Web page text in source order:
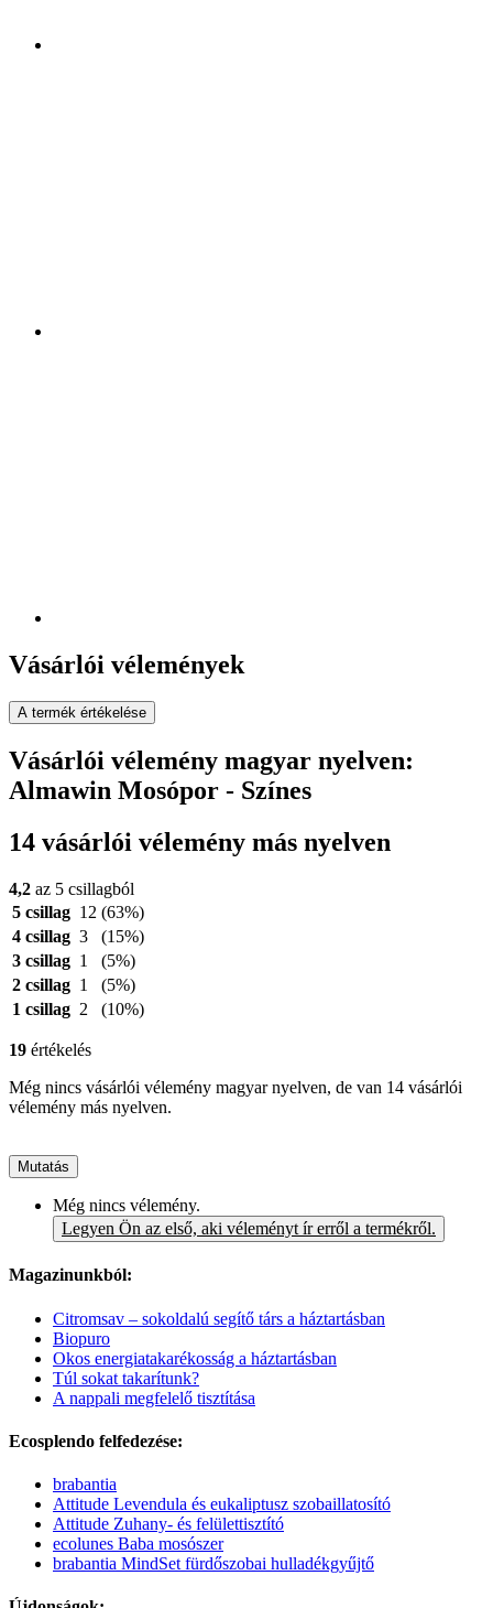
Vásárlói vélemények
A termék értékelése
Vásárlói vélemény magyar nyelven:
Almawin Mosópor - Színes
14 vásárlói vélemény más nyelven
4,2 az 5 csillagból
5 csillag 12 (63%)
4 csillag 3
(15%)
3 csillag 1
(5%)
2 csillag 1
(5%)
1 csillag 2 (10%)
19 értékelés
Még nincs vásárlói vélemény magyar nyelven, de van 14 vásárlói
vélemény más nyelven.
Mutatás
Még nincs vélemény.
Legyen Ön az első, aki véleményt ír erről a termékről.
Magazinunkból:
Citromsav – sokoldalú segítő társ a háztartásban
Biopuro
Okos energiatakarékosság a háztartásban
Túl sokat takarítunk?
A nappali megfelelő tisztítása
Ecosplendo felfedezése:
brabantia
Attitude Levendula és eukaliptusz szobaillatosító
Attitude Zuhany- és felülettisztító
ecolunes Baba mosószer
brabantia MindSet fürdőszobai hulladékgyűjtő